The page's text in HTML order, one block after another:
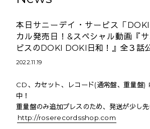
本日サニーデイ・サービス「
カル発売日！&スペシャル動画『
ビスのDOKI DOKI日和！』全３話
2022.11.19
CD、カセット、レコード(通常盤、重量盤)
中！
重量盤のみ追加プレスのため、発送が少し先
http://roserecordsshop.com